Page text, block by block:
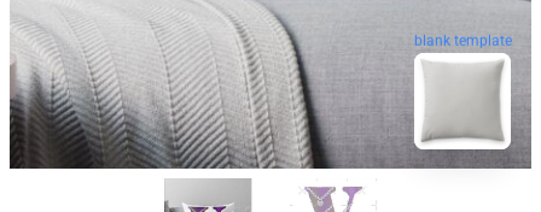
blank template